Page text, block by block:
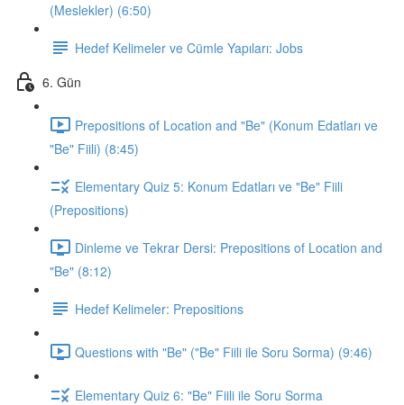
(Meslekler) (6:50)
Hedef Kelimeler ve Cümle Yapıları: Jobs
6. Gün
Prepositions of Location and "Be" (Konum Edatları ve
"Be" Fiili) (8:45)
Elementary Quiz 5: Konum Edatları ve "Be" Fiili
(Prepositions)
Dinleme ve Tekrar Dersi: Prepositions of Location and
"Be" (8:12)
Hedef Kelimeler: Prepositions
Questions with "Be" ("Be" Fiili ile Soru Sorma) (9:46)
Elementary Quiz 6: "Be" Fiili ile Soru Sorma